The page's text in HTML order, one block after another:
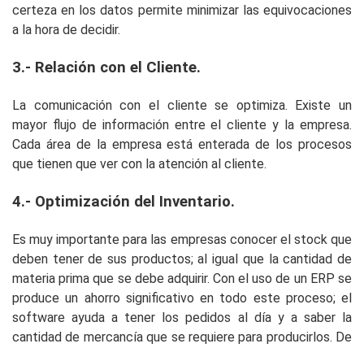
certeza en los datos permite minimizar las equivocaciones
a la hora de decidir.
3.- Relación con el Cliente.
La comunicación con el cliente se optimiza. Existe un
mayor flujo de información entre el cliente y la empresa.
Cada área de la empresa está enterada de los procesos
que tienen que ver con la atención al cliente.
4.- Optimización del Inventario.
Es muy importante para las empresas conocer el stock que
deben tener de sus productos; al igual que la cantidad de
materia prima que se debe adquirir. Con el uso de un ERP se
produce un ahorro significativo en todo este proceso; el
software ayuda a tener los pedidos al día y a saber la
cantidad de mercancía que se requiere para producirlos. De